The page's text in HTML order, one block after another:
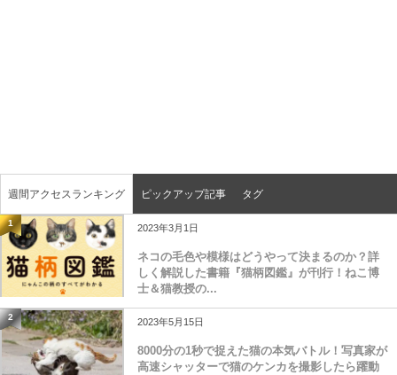
週間アクセスランキング ピックアップ記事 タグ
1 2023年3月1日
ネコの毛色や模様はどうやって決まるのか？詳
しく解説した書籍『猫柄図鑑』が刊行！ねこ博
士＆猫教授の...
2 2023年5月15日
8000分の1秒で捉えた猫の本気バトル！写真家が
高速シャッターで猫のケンカを撮影したら躍動